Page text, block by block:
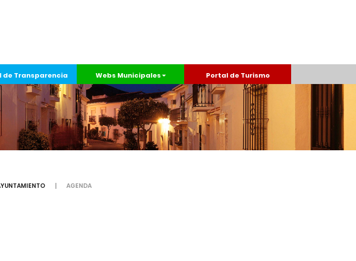
de Transparencia Webs Municipales Portal de Turismo
AGENDA